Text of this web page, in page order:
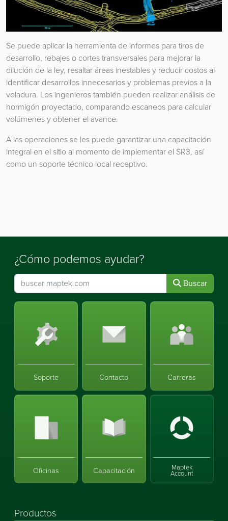
Se puede aplicar la herramienta de informes para tiros de
desarrollo, rebajes o cortes transversales para mejorar la
dilución de la ley, resaltar áreas inestables y reducir costos al
identificar desarrollos innecesarios y problemas previos a la
voladura. Los ingenieros también pueden realizar análisis de
hormigón proyectado, comparando escaneos para calcular
volúmenes y obtener el avance.
A las operaciones se les puede garantizar una capacitación
integral en el sitio al momento de implementar el SR3, así
como un soporte técnico local receptivo.
¿Cómo podemos ayudar?
Buscar
Soporte Contacto Carreras
Oficinas Capacitación Maptek
Account
Productos